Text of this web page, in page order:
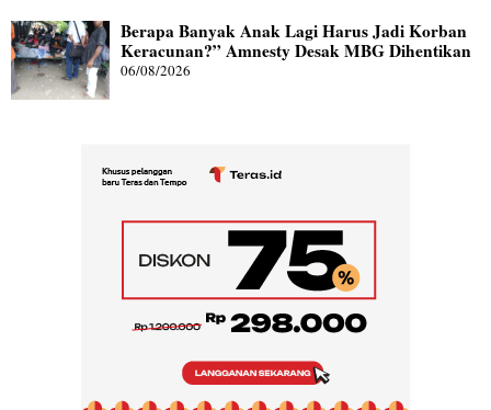
Berapa Banyak Anak Lagi Harus Jadi Korban
Keracunan?” Amnesty Desak MBG Dihentikan
06/08/2026